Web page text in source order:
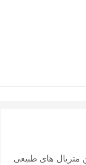
متریال های طبیعی